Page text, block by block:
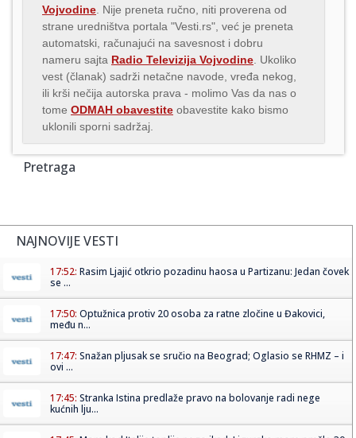
Vojvodine . Nije preneta ručno, niti proverena od
strane uredništva portala "Vesti.rs", već je preneta
automatski, računajući na savesnost i dobru
nameru sajta Radio Televizija Vojvodine . Ukoliko
vest (članak) sadrži netačne navode, vređa nekog,
ili krši nečija autorska prava - molimo Vas da nas o
tome ODMAH obavestite obavestite kako bismo
uklonili sporni sadržaj.
Pretraga
NAJNOVIJE VESTI
17:52: Rasim Ljajić otkrio pozadinu haosa u Partizanu: Jedan čovek
se ...
17:50: Optužnica protiv 20 osoba za ratne zločine u Đakovici,
među n...
17:47: Snažan pljusak se sručio na Beograd; Oglasio se RHMZ – i
ovi ...
17:45: Stranka Istina predlaže pravo na bolovanje radi nege
kućnih lju...